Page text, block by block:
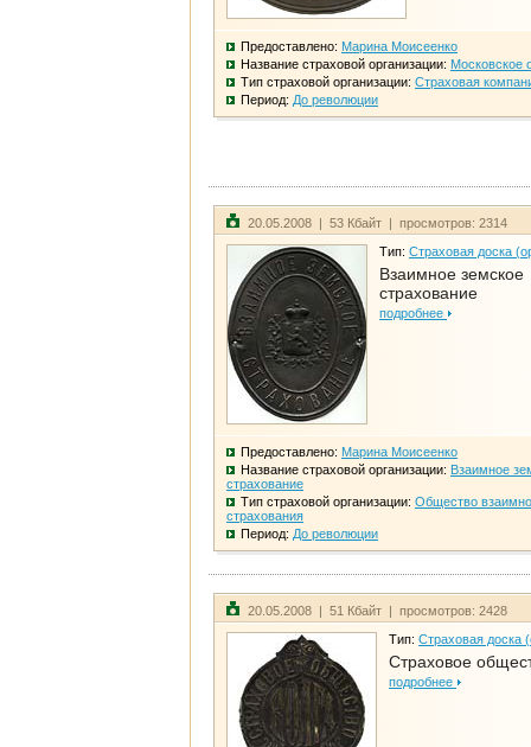
Предоставлено: Марина Моисеенко
Название страховой организации: Московское
Тип страховой организации: Страховая
Период: До революции
20.05.2008 | 53 Кбайт | просмотров: 2314
Тип: Страховая доска
Взаимное земское
страхование
подробнее
Предоставлено: Марина Моисеенко
Название страховой организации: Взаимное
страхование
Тип страховой организации: Общество
страхования
Период: До революции
20.05.2008 | 51 Кбайт | просмотров: 2428
Тип: Страховая доска
Страховое
подробнее